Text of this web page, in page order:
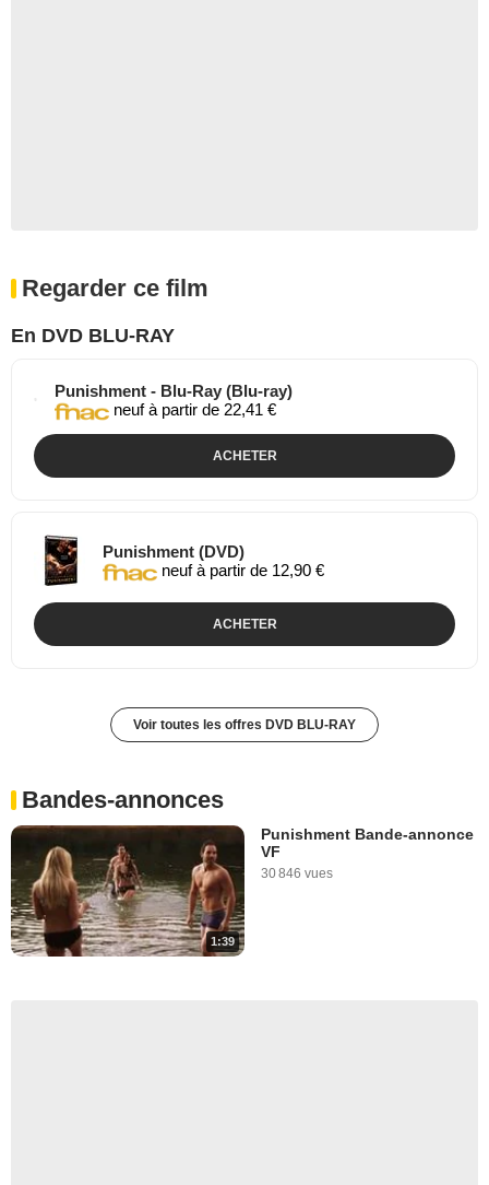
Regarder ce film
En DVD BLU-RAY
Punishment - Blu-Ray (Blu-ray)
neuf à partir de 22,41 €
ACHETER
Punishment (DVD)
neuf à partir de 12,90 €
ACHETER
Voir toutes les offres DVD BLU-RAY
Bandes-annonces
1:39
Punishment Bande-annonce
VF
30 846 vues